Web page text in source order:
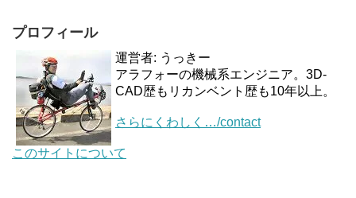
プロフィール
運営者: うっきー
アラフォーの機械系エンジニア。3D-
CAD歴もリカンベント歴も10年以上。
さらにくわしく…/contact
このサイトについて